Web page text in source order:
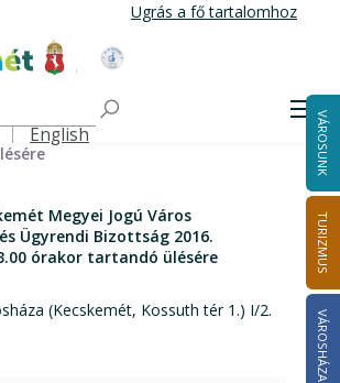
Ugrás a fő tartalomhoz
Honlapja
English VÁROSUNK
TURIZMUS
VÁROSHÁZA
Megyei Jogú Város Közgyűlése
2016. október 25-én 13.00
Megyei Jogú Város
Ügyrendi Bizottság 2016.
órakor tartandó ülésére
(Kecskemét, Kossuth tér 1.) I/2.